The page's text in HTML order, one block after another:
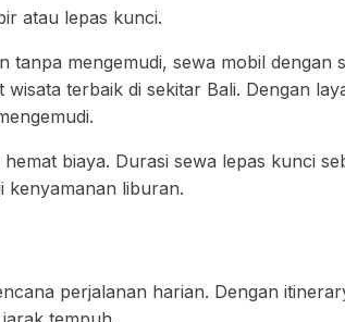
atau lepas kunci.
tanpa mengemudi, sewa mobil dengan
terbaik di sekitar Bali. Dengan
biaya. Durasi sewa lepas kunci
kenyamanan liburan.
perjalanan harian. Dengan